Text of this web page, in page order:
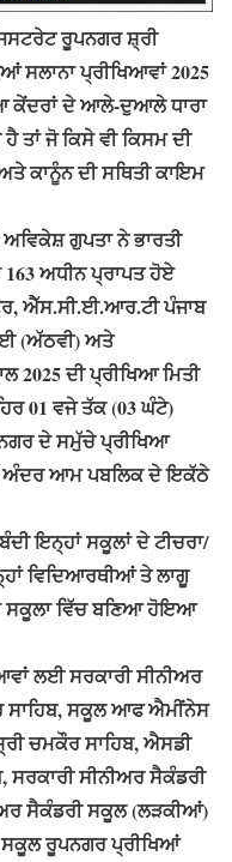
ਰੂਪਨਗਰ ਸ਼੍ਰੀ
ਸਲਾਨਾ ਪ੍ਰੀਖਿਆਵਾਂ 2025
ਕੇਂਦਰਾਂ ਦੇ ਆਲੇ-ਦੁਆਲੇ ਧਾਰਾ
ਤਾਂ ਜੋ ਕਿਸੇ ਵੀ ਕਿਸਮ ਦੀ
ਕਾਨੂੰਨ ਦੀ ਸਥਿਤੀ ਕਾਇਮ
ਗੁਪਤਾ ਨੇ ਭਾਰਤੀ
163 ਅਧੀਨ ਪ੍ਰਾਪਤ ਹੋਏ
ਐੱਸ.ਸੀ.ਈ.ਆਰ.ਟੀ ਪੰਜਾਬ
(ਅੱਠਵੀ) ਅਤੇ
2025 ਦੀ ਪ੍ਰੀਖਿਆ ਮਿਤੀ
01 ਵਜੇ ਤੱਕ (03 ਘੰਟੇ)
ਦੇ ਸਮੁੱਚੇ ਪ੍ਰੀਖਿਆ
ਅੰਦਰ ਆਮ ਪਬਲਿਕ ਦੇ ਇਕੱਠੇ
ਇਨ੍ਹਾਂ ਸਕੂਲਾਂ ਦੇ ਟੀਚਰਾ/
ਵਿਦਿਆਰਥੀਆਂ ਤੇ ਲਾਗੂ
ਸਕੂਲਾ ਵਿੱਚ ਬਣਿਆ ਹੋਇਆ
ਲਈ ਸਰਕਾਰੀ ਸੀਨੀਅਰ
ਸਕੂਲ ਆਫ ਐਮੀਂਨੇਸ
ਚਮਕੌਰ ਸਾਹਿਬ, ਐਸਡੀ
ਸੀਨੀਅਰ ਸੈਕੰਡਰੀ
ਸੈਕੰਡਰੀ ਸਕੂਲ (ਲੜਕੀਆਂ)
ਰੂਪਨਗਰ ਪ੍ਰੀਖਿਆਂ